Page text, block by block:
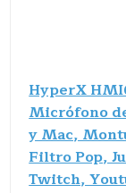
HyperX
Micrófono
y Mac,
Filtro Pop,
Twitch,